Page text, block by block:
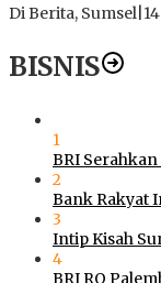
Di Berita, Sumsel
BISNIS
1
BRI
2
Bank Rakyat
3
Intip Kisah
4
BRI RO